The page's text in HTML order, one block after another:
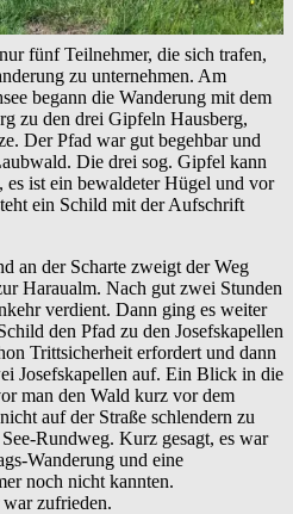
fünf Teilnehmer, die sich trafen,
zu unternehmen. Am
begann die Wanderung mit dem
zu den drei Gipfeln Hausberg,
Der Pfad war gut begehbar und
Die drei sog. Gipfel kann
ist ein bewaldeter Hügel und vor
ein Schild mit der Aufschrift
an der Scharte zweigt der Weg
Haraualm. Nach gut zwei Stunden
verdient. Dann ging es weiter
den Pfad zu den Josefskapellen
Trittsicherheit erfordert und dann
Josefskapellen auf. Ein Blick in die
man den Wald kurz vor dem
auf der Straße schlendern zu
Rundweg. Kurz gesagt, es war
Wanderung und eine
noch nicht kannten.
zufrieden.